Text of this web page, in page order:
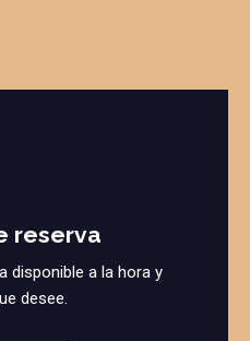
reserva
disponible a la hora y
desee.